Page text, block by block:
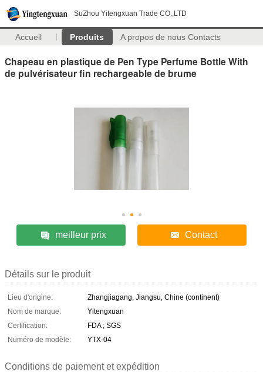
SuZhou Yitengxuan Trade CO.,LTD
Accueil Produits A propos de nous Contacts
Chapeau en plastique de Pen Type Perfume Bottle With
de pulvérisateur fin rechargeable de brume
meilleur prix Contact
Détails sur le produit
Lieu d'origine:
Zhangjiagang, Jiangsu, Chine (continent)
Nom de marque:
Yitengxuan
Certification:
FDA ; SGS
Numéro de modèle:
YTX-04
Conditions de paiement et expédition